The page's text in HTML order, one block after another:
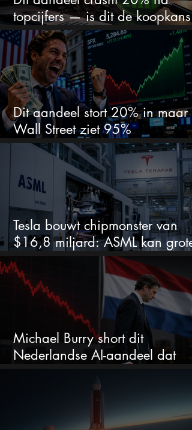
topcijfers — is dit de koopkans
waar beleggers op wachtten?
Dit aandeel stort 20% in maar
Wall Street ziet 95%
koerspotentieel
Tesla bouwt chipmonster van
$16,8 miljard: ASML kan grote
winnaar worden
Michael Burry short dit
Nederlandse AI-aandeel dat